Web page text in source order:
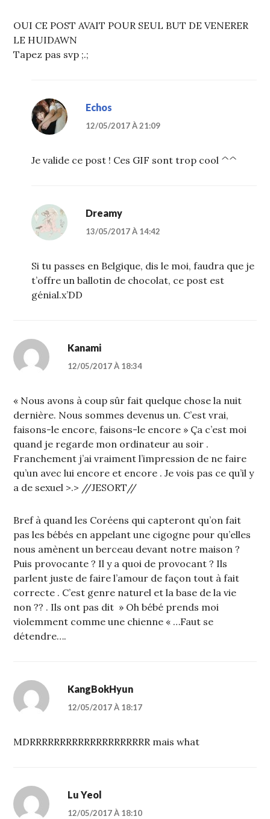
OUI CE POST AVAIT POUR SEUL BUT DE VENERER
LE HUIDAWN
Tapez pas svp ;.;
Echos
12/05/2017 À 21:09
Je valide ce post ! Ces GIF sont trop cool ^^
Dreamy
13/05/2017 À 14:42
Si tu passes en Belgique, dis le moi, faudra que je
t’offre un ballotin de chocolat, ce post est
génial.x’DD
Kanami
12/05/2017 À 18:34
« Nous avons à coup sûr fait quelque chose la nuit
dernière. Nous sommes devenus un. C’est vrai,
faisons-le encore, faisons-le encore » Ça c’est moi
quand je regarde mon ordinateur au soir .
Franchement j’ai vraiment l’impression de ne faire
qu’un avec lui encore et encore . Je vois pas ce qu’il y
a de sexuel >.> //JESORT//
Bref à quand les Coréens qui capteront qu’on fait
pas les bébés en appelant une cigogne pour qu’elles
nous amènent un berceau devant notre maison ?
Puis provocante ? Il y a quoi de provocant ? Ils
parlent juste de faire l’amour de façon tout à fait
correcte . C’est genre naturel et la base de la vie
non ?? . Ils ont pas dit » Oh bébé prends moi
violemment comme une chienne « …Faut se
détendre….
KangBokHyun
12/05/2017 À 18:17
MDRRRRRRRRRRRRRRRRRRRR mais what
Lu Yeol
12/05/2017 À 18:10